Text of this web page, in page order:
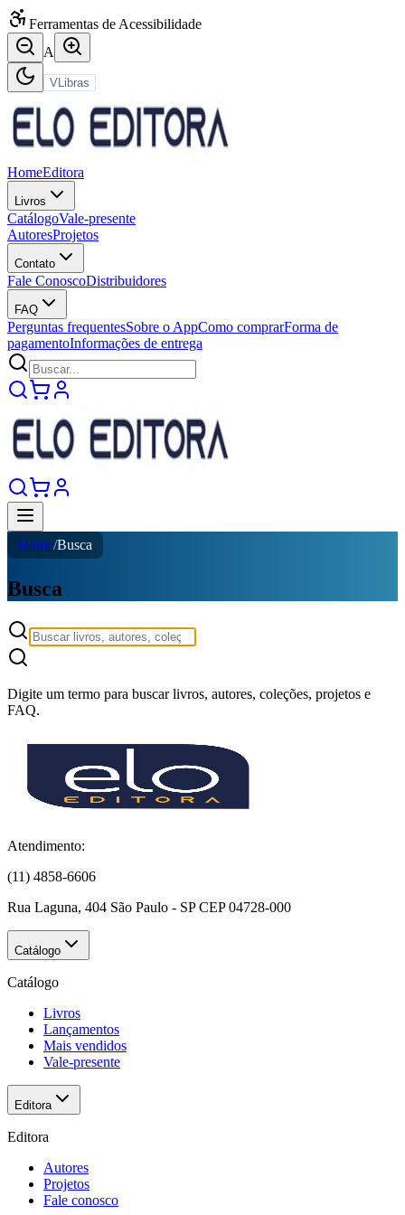
Ferramentas de Acessibilidade
A
VLibras
HomeEditora
Livros
CatálogoVale-presente
AutoresProjetos
Contato
Fale ConoscoDistribuidores
FAQ
Perguntas frequentesSobre o AppComo comprarForma de
pagamentoInformações de entrega
Home/Busca
Busca
Digite um termo para buscar livros, autores, coleções, projetos e
FAQ.
Atendimento:
(11) 4858-6606
Rua Laguna, 404 São Paulo - SP CEP 04728-000
Catálogo
Catálogo
Livros
Lançamentos
Mais vendidos
Vale-presente
Editora
Editora
Autores
Projetos
Fale conosco